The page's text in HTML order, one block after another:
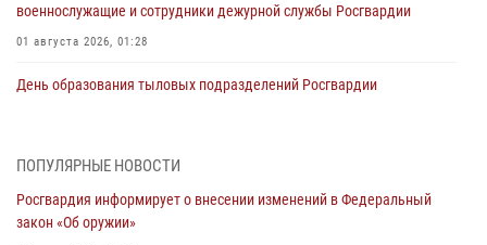
военнослужащие и сотрудники дежурной службы Росгвардии
01 августа 2026, 01:28
День образования тыловых подразделений Росгвардии
В Управлении Росгвардии по Хабаровскому краю состоялось
избирательного права
31 июля 2026, 03:26
ПОПУЛЯРНЫЕ НОВОСТИ
Росгвардия информирует о внесении изменений в Федеральный
закон «Об оружии»